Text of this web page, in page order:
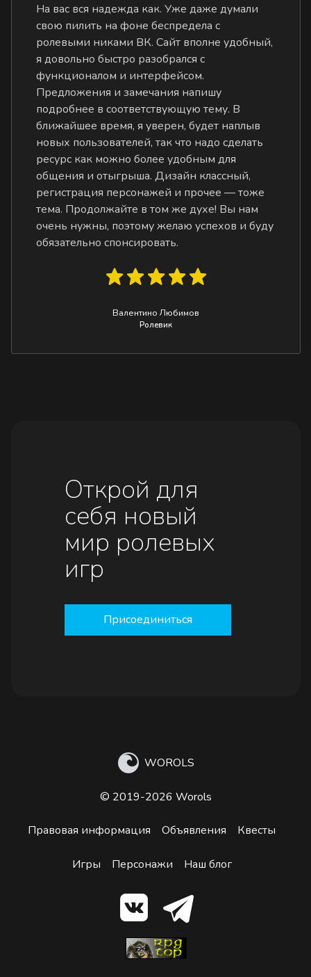
На вас вся надежда как. Уже даже думали
свою пилить на фоне беспредела с
ролевыми никами ВК. Сайт вполне удобный,
я довольно быстро разобрался с
функционалом и интерфейсом.
Предложения и замечания напишу
подробнее в соответствующую тему. В
ближайшее время, я уверен, будет наплыв
новых пользователей, так что надо сделать
ресурс как можно более удобным для
общения и отыгрыша. Дизайн классный,
регистрация персонажей и прочее — тоже
тема. Продолжайте в том же духе! Вы нам
очень нужны, поэтому желаю успехов и буду
обязательно спонсировать.
Валентино Любимов
Ролевик
Открой для
себя новый
мир ролевых
игр
Присоединиться
WOROLS
© 2019-2026 Worols
Правовая информация Объявления Квесты
Игры Персонажи Наш блог